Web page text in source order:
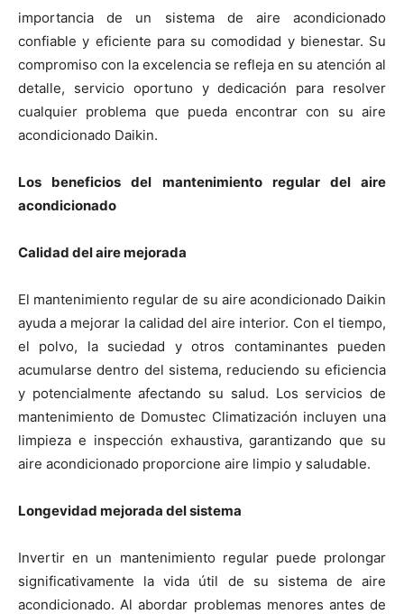
importancia de un sistema de aire acondicionado
confiable y eficiente para su comodidad y bienestar. Su
compromiso con la excelencia se refleja en su atención al
detalle, servicio oportuno y dedicación para resolver
cualquier problema que pueda encontrar con su aire
acondicionado Daikin.
Los beneficios del mantenimiento regular del aire
acondicionado
Calidad del aire mejorada
El mantenimiento regular de su aire acondicionado Daikin
ayuda a mejorar la calidad del aire interior. Con el tiempo,
el polvo, la suciedad y otros contaminantes pueden
acumularse dentro del sistema, reduciendo su eficiencia
y potencialmente afectando su salud. Los servicios de
mantenimiento de Domustec Climatización incluyen una
limpieza e inspección exhaustiva, garantizando que su
aire acondicionado proporcione aire limpio y saludable.
Longevidad mejorada del sistema
Invertir en un mantenimiento regular puede prolongar
significativamente la vida útil de su sistema de aire
acondicionado. Al abordar problemas menores antes de